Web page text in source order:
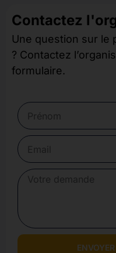
Contactez
Une question sur le
? Contactez
formulaire.